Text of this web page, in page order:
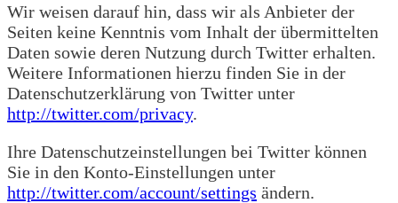
Wir weisen darauf hin, dass wir als Anbieter der
Seiten keine Kenntnis vom Inhalt der übermittelten
Daten sowie deren Nutzung durch Twitter erhalten.
Weitere Informationen hierzu finden Sie in der
Datenschutzerklärung von Twitter unter
http://twitter.com/privacy.
Ihre Datenschutzeinstellungen bei Twitter können
Sie in den Konto-Einstellungen unter
http://twitter.com/account/settings ändern.